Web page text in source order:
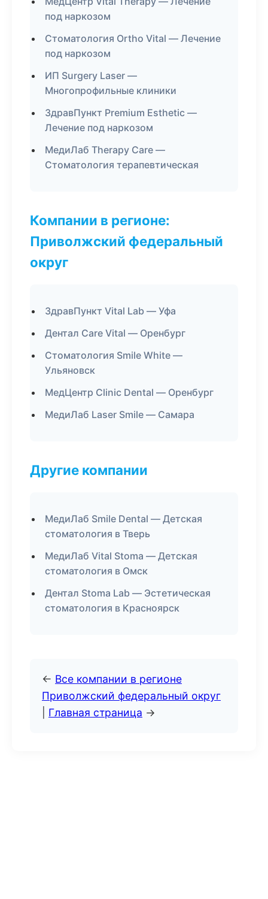
под наркозом
Стоматология Ortho Vital — Лечение
под наркозом
ИП Surgery Laser —
Многопрофильные клиники
ЗдравПункт Premium Esthetic —
Лечение под наркозом
МедиЛаб Therapy Care —
Стоматология терапевтическая
Компании в регионе:
Приволжский федеральный
округ
ЗдравПункт Vital Lab — Уфа
Дентал Care Vital — Оренбург
Стоматология Smile White —
Ульяновск
МедЦентр Clinic Dental — Оренбург
МедиЛаб Laser Smile — Самара
Другие компании
МедиЛаб Smile Dental — Детская
стоматология в Тверь
МедиЛаб Vital Stoma — Детская
стоматология в Омск
Дентал Stoma Lab — Эстетическая
стоматология в Красноярск
← Все компании в регионе
Приволжский федеральный округ
Главная страница →